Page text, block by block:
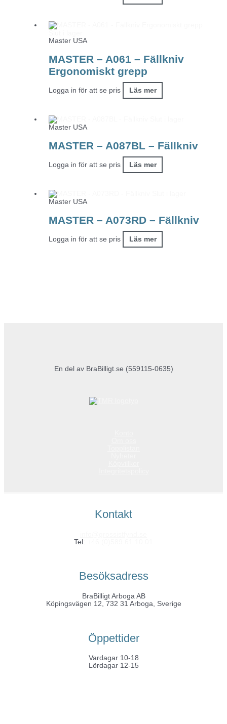
Master USA
MASTER – A061 – Fällkniv
Ergonomiskt grepp
Logga in för att se pris Läs mer
Master USA
MASTER – A087BL – Fällkniv
Logga in för att se pris Läs mer
Master USA
MASTER – A073RD – Fällkniv
Logga in för att se pris Läs mer
En del av BraBilligt.se (559115-0635)
Kontakt
Tel:
Besöksadress
BraBilligt Arboga AB
Köpingsvägen 12, 732 31 Arboga, Sverige
Öppettider
Vardagar 10-18
Lördagar 12-15